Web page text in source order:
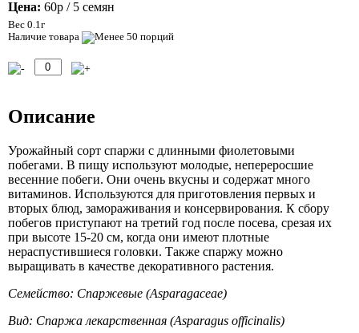
Цена: 60р / 5 семян
Вес 0.1г
Наличие товара
Описание
Урожайный сорт спаржи с длинными фиолетовыми
побегами. В пищу используют молодые, непереросшие
весенние побеги. Они очень вкусны и содержат много
витаминов. Используются для приготовления первых и
вторых блюд, замораживания и консервирования. К сбору
побегов приступают на третий год после посева, срезая их
при высоте 15-20 см, когда они имеют плотные
нераспустившиеся головки. Также спаржу можно
выращивать в качестве декоративного растения.
Семейство: Спаржевые (Asparagaceae)
Вид: Спаржа лекарственная (Asparagus officinalis)